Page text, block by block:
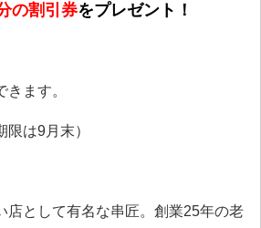
の割引券をプレゼント！
ます。
は9月末）
店として有名な串匠。創業25年の老